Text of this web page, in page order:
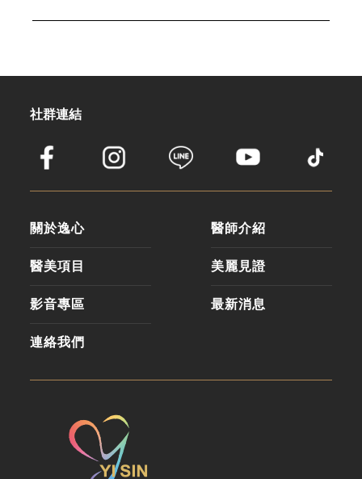
社群連結
關於逸心 醫師介紹
醫美項目 美麗見證
影音專區 最新消息
連絡我們